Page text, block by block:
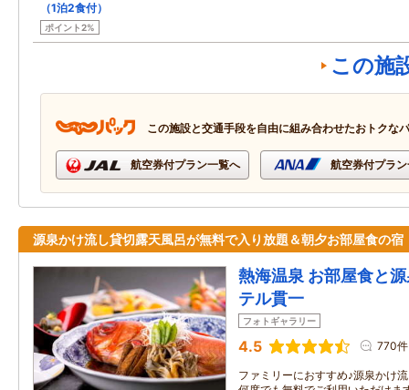
（1泊2食付）
ポイント2%
この施
この施設と交通手段を自由に組み合わせたおトクな
航空券付プラン一覧へ 航空券付プラ
源泉かけ流し貸切露天風呂が無料で入り放題＆朝夕お部屋食の宿
熱海温泉 お部屋食と
テル貫一
フォトギャラリー
4.5 770件
ファミリーにおすすめ♪源泉かけ